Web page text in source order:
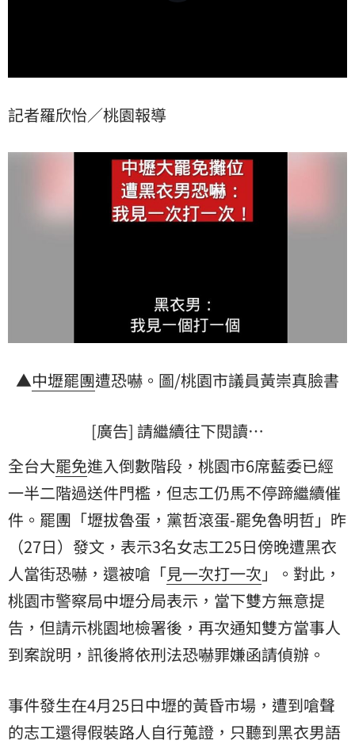
記者羅欣怡／桃園報導
▲中壢罷團遭恐嚇。圖/桃園市議員黃崇真臉書
[廣告] 請繼續往下閱讀…
全台大罷免進入倒數階段，桃園市6席藍委已經
一半二階過送件門檻，但志工仍馬不停蹄繼續催
件。罷團「壢拔魯蛋，黨哲滾蛋-罷免魯明哲」昨
（27日）發文，表示3名女志工25日傍晚遭黑衣
人當街恐嚇，還被嗆「見一次打一次 」。對此，
桃園市警察局中壢分局表示，當下雙方無意提
告，但請示桃園地檢署後，再次通知雙方當事人
到案說明，訊後將依刑法恐嚇罪嫌函請偵辦。
事件發生在4月25日中壢的黃昏市場，遭到嗆聲
的志工還得假裝路人自行蒐證，只聽到黑衣男語